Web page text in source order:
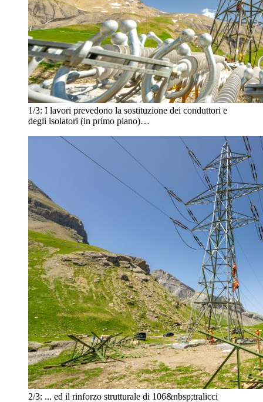
1/3: I lavori prevedono la sostituzione dei conduttori e
degli isolatori (in primo piano)…
2/3: ... ed il rinforzo strutturale di 106&nbsp;tralicci